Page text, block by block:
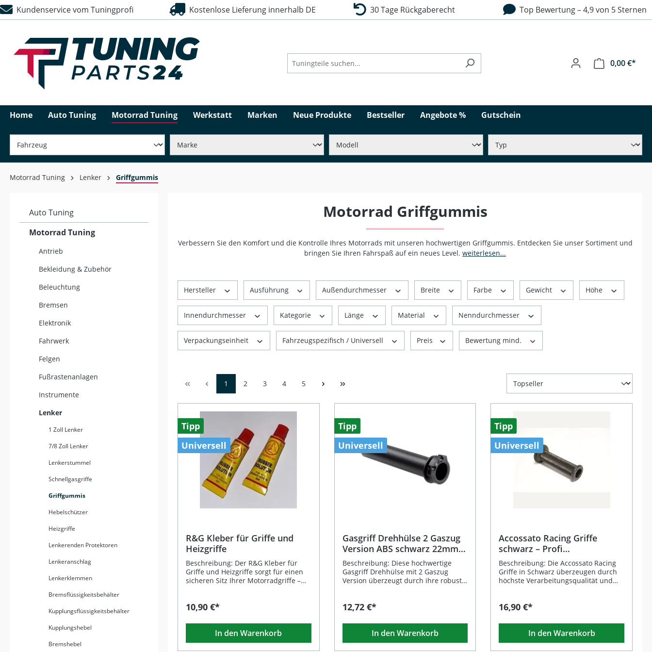
Zur Hauptnavigation springen
Kundenservice vom Tuningprofi Kostenlose Lieferung innerhalb DE 30 Tage Rückgaberecht Top Bewertung – 4,9 von 5 Sternen
0,00 €*
Home Auto Tuning Motorrad Tuning Werkstatt Marken Neue Produkte Bestseller Angebote % Gutschein
Motorrad Tuning Lenker Griffgummis
Auto Tuning
Motorrad Tuning
Antrieb
Bekleidung & Zubehör
Beleuchtung
Bremsen
Elektronik
Fahrwerk
Felgen
Fußrastenanlagen
Instrumente
Lenker
1 Zoll Lenker
7/8 Zoll Lenker
Lenkerstummel
Schnellgasgriffe
Griffgummis
Hebelschützer
Heizgriffe
Lenkerenden Protektoren
Lenkeranschlag
Lenkerklemmen
Bremsflüssigkeitsbehälter
Kupplungsflüssigkeitsbehälter
Kupplungshebel
Bremshebel
Motorrad Griffgummis
Verbessern Sie den Komfort und die Kontrolle Ihres Motorrads mit unseren hochwertigen Griffgummis. Entdecken Sie unser Sortiment und
bringen Sie Ihren Fahrspaß auf ein neues Level. weiterlesen...
Hersteller Ausführung Außendurchmesser Breite Farbe Gewicht Höhe
Innendurchmesser Kategorie Länge Material Nenndurchmesser
Verpackungseinheit Fahrzeugspezifisch / Universell Preis Bewertung mind.
1 2 3 4 5
Tipp
Universell
R&G Kleber für Griffe und
Heizgriffe
Beschreibung: Der R&G Kleber für
Griffe und Heizgriffe sorgt für einen
sicheren Sitz Ihrer Motorradgriffe –
speziell entwickelt, um Griffe
und so das lästige Verrutschen
während der Fahrt zu verhindern.
Gleichzeitig hilft er, das durch
10,90 €*
In den Warenkorb
Tipp
Universell
Gasgriff Drehhülse 2 Gaszug
Version ABS schwarz 22mm
L=132 mm
Beschreibung: Diese hochwertige
Gasgriff Drehhülse mit 2 Gaszug
Version überzeugt durch ihre robuste
Innendurchmesser von 22 mm und
ideal für den Einsatz bei Lenkern
dieser Standardgröße geeignet. Die
schwarze Oberfläche sorgt für eine
12,72 €*
In den Warenkorb
Tipp
Universell
Accossato Racing Griffe
schwarz – Profi
Motorradgriffe
Beschreibung: Die Accossato Racing
Griffe in Schwarz überzeugen durch
höchste Verarbeitungsqualität und
Einsatz auf Rennstrecken, bieten
Fahrgefühl und optimale Kontrolle –
auch unter extremen Bedingungen.
Dank ihrer rutschfesten Oberfläche
16,90 €*
In den Warenkorb